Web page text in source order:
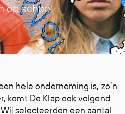
op school
hele onderneming is, zo’n
komt De Klap ook volgend
selecteerden een aantal